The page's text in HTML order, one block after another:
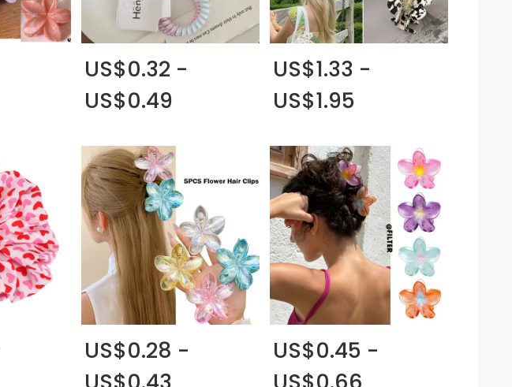
US$1.33 -
US$1.95
US$0.32 -
US$0.49
US$0.45 -
US$0.28 -